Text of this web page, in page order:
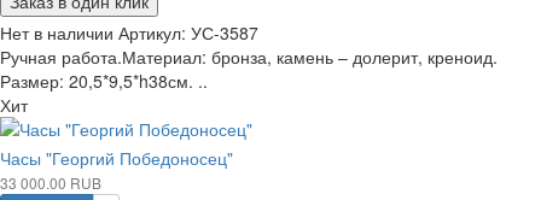
Нет в наличии Артикул: УС-3587
Ручная работа.Материал: бронза, камень – долерит, креноид.
Размер: 20,5*9,5*h38см. ..
Хит
Часы "Георгий Победоносец"
33 000.00 RUB